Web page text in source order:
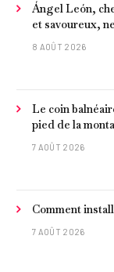
Ángel León,
et savoureux,
8 AOÛT 2026
Le coin
pied de la
poisson et
7 AOÛT 2026
Comment
7 AOÛT 2026